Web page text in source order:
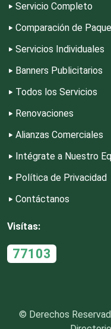
Escuelas de
Escuelas de
Escuelas de
Escuelas de
Escuelas de
Escuelas y
Servicio Completo
Comparación de
Servicios Individuales
Banners Publicitarios
Todos los Servicios
Renovaciones
Alianzas Comerciales
Intégrate a Nuestro
Política de Privacidad
Contáctanos
Visítas:
77103
© Derechos